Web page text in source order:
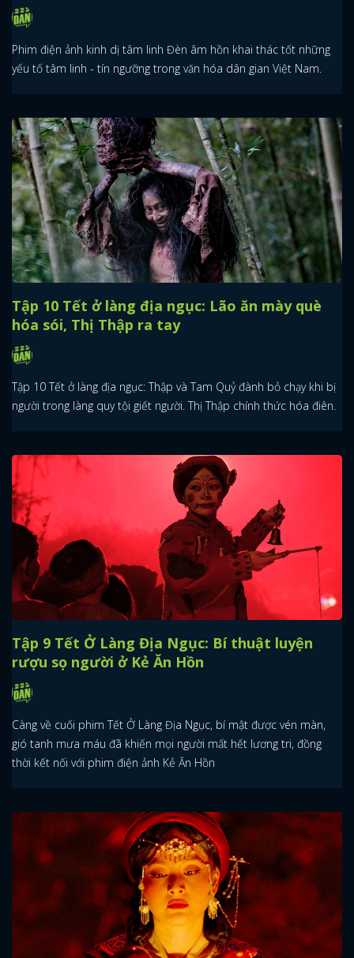
Phim điện ảnh kinh dị tâm linh Đèn âm hồn khai thác tốt những
yếu tố tâm linh - tín ngưỡng trong văn hóa dân gian Việt Nam.
Tập 10 Tết ở làng địa ngục: Lão ăn mày què
hóa sói, Thị Thập ra tay
Tập 10 Tết ở làng địa ngục: Thập và Tam Quỷ đành bỏ chạy khi bị
người trong làng quy tội giết người. Thị Thập chính thức hóa điên.
Tập 9 Tết Ở Làng Địa Ngục: Bí thuật luyện
rượu sọ người ở Kẻ Ăn Hồn
Càng về cuối phim Tết Ở Làng Địa Ngục, bí mật được vén màn,
gió tanh mưa máu đã khiến mọi người mất hết lương tri, đồng
thời kết nối với phim điện ảnh Kẻ Ăn Hồn